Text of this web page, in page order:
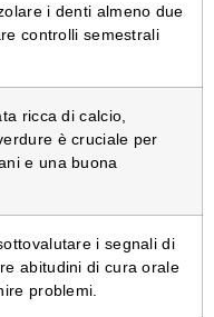
i denti almeno due
controlli semestrali
ricca di calcio,
è cruciale per
e una buona
i segnali di
abitudini di cura orale
problemi.